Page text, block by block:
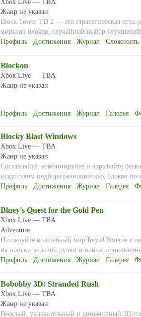
Xbox Live — TBA
Жанр не указан
Block Tower TD 2 — это стратегическая
миры из блоков, случайный выбор
Профиль
Достижения Журнал Сложность
Blockon
Xbox Live — TBA
Жанр не указан
Профиль Достижения Журнал Галерея
Blocky Blast Windows
Xbox Live — TBA
Жанр не указан
Составляйте, комбинируйте и взрывайте
искусством подбора разноцветных блоков
Профиль
Достижения Журнал Галерея
Bluey's Quest for the Gold Pen
Xbox Live — TBA
Adventure
Исследуйте волшебный мир Блуи! Вместе с
на поиски золотой ручки в новых
Профиль
Достижения Журнал Галерея
Bobobby 3D: Stranded Rush
Xbox Live — TBA
Жанр не указан
Веселый, увлекательный и динамичный 3D-